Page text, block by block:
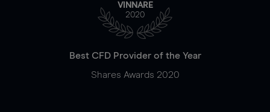
VINNARE
2020
Best CFD Provider of the Year
Shares Awards 2020